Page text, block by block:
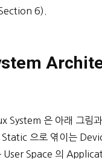
6).
System 은 아래 그림
으로 엮이는
User Space 의